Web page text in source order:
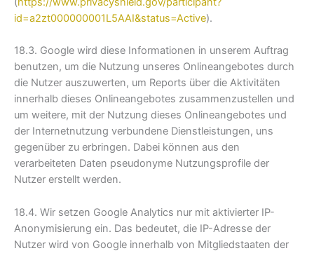
id=a2zt000000001L5AAI&status=Active).
18.3. Google wird diese Informationen in unserem Auftrag
benutzen, um die Nutzung unseres Onlineangebotes durch
die Nutzer auszuwerten, um Reports über die Aktivitäten
innerhalb dieses Onlineangebotes zusammenzustellen und
um weitere, mit der Nutzung dieses Onlineangebotes und
der Internetnutzung verbundene Dienstleistungen, uns
gegenüber zu erbringen. Dabei können aus den
verarbeiteten Daten pseudonyme Nutzungsprofile der
Nutzer erstellt werden.
18.4. Wir setzen Google Analytics nur mit aktivierter IP-
Anonymisierung ein. Das bedeutet, die IP-Adresse der
Nutzer wird von Google innerhalb von Mitgliedstaaten der